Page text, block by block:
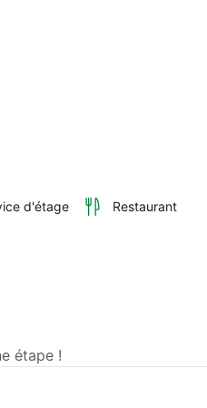
Voir
d'étage Restaurant
étape !
Voir